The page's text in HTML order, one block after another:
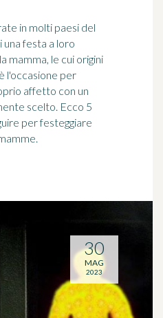
in molti paesi del
una festa a loro
mamma, le cui origini
l'occasione per
affetto con un
scelto. Ecco 5
per festeggiare
30
MAG
2023